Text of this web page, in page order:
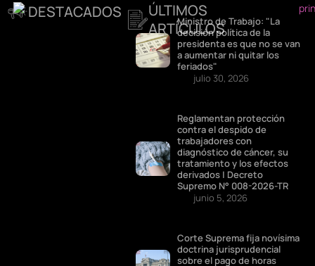
DESTACADOS
ÚLTIMOS
ARTÍCULOS
Ministro de Trabajo: "La
decisión política de la
presidenta es que no se van
a aumentar ni quitar los
feriados"
julio 30, 2026
Reglamentan protección
contra el despido de
trabajadores con
diagnóstico de cáncer, su
tratamiento y los efectos
derivados | Decreto
Supremo N° 008-2026-TR
junio 5, 2026
Corte Suprema fija novísima
doctrina jurisprudencial
sobre el pago de horas